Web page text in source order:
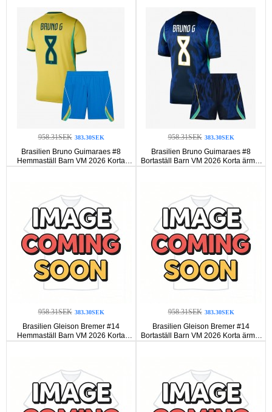
958.31SEK 383.30SEK
Brasilien Bruno Guimaraes #8
Hemmaställ Barn VM 2026 Korta
ärmar (+ Korta byxor)
958.31SEK 383.30SEK
Brasilien Bruno Guimaraes #8
Bortaställ Barn VM 2026 Korta ärmar
(+ Korta byxor)
958.31SEK 383.30SEK
Brasilien Gleison Bremer #14
Hemmaställ Barn VM 2026 Korta
ärmar (+ Korta byxor)
958.31SEK 383.30SEK
Brasilien Gleison Bremer #14
Bortaställ Barn VM 2026 Korta ärmar
(+ Korta byxor)